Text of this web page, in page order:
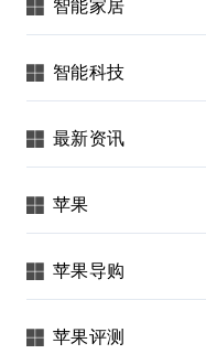
智能家居
智能科技
最新资讯
苹果
苹果导购
苹果评测